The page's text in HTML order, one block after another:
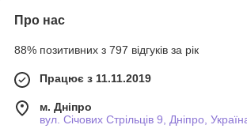
Про нас
88% позитивних з 797 відгуків за рік
Працює з 11.11.2019
м. Дніпро
вул. Січових Стрільців 9, Дніпро,